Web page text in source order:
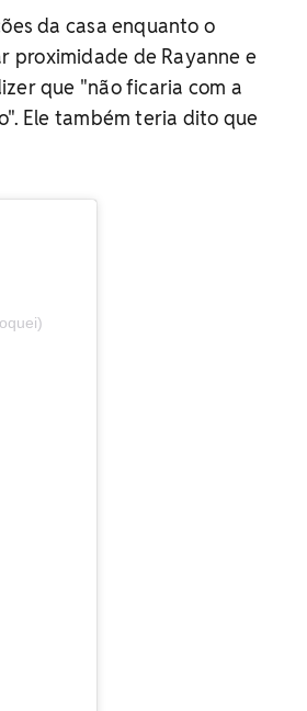
da casa enquanto o
proximidade de Rayanne e
que "não ficaria com a
Ele também teria dito que